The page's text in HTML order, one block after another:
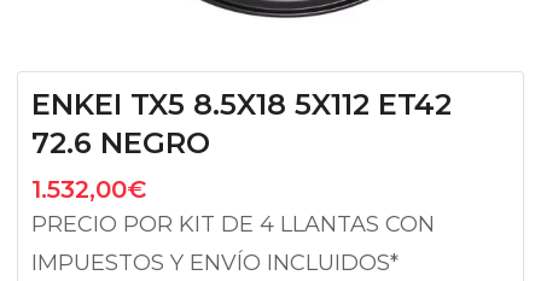
ENKEI TX5 8.5X18 5X112 ET42
72.6 NEGRO
1.532,00€
PRECIO POR KIT DE 4 LLANTAS CON
IMPUESTOS Y ENVÍO INCLUIDOS*